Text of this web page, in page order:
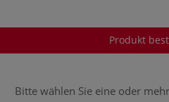
Produkt
Bitte wählen Sie eine oder